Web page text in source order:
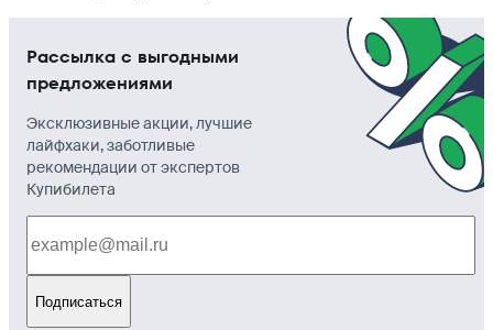
Рассылка с выгодными
предложениями
Эксклюзивные акции, лучшие
лайфхаки, заботливые
рекомендации от экспертов
Купибилета
Подписаться